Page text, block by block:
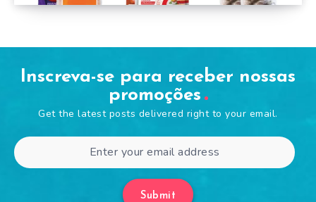
Inscreva-se para receber nossas
promoções
Get the latest posts delivered right to your email.
Submit